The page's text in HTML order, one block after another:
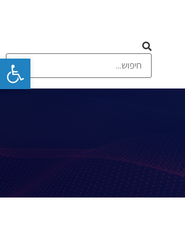
תקשורת אלחוטית וסלולרית